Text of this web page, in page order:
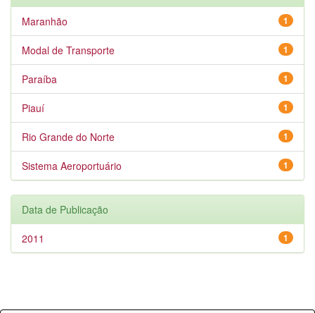
1
Maranhão
1
Modal de Transporte
1
Paraíba
1
Piauí
1
Rio Grande do Norte
1
Sistema Aeroportuário
Data de Publicação
1
2011